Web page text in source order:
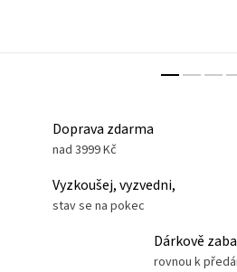
Doprava zdarma
nad 3999 Kč
Vyzkoušej, vyzvedni,
stav se na pokec
Dárkově
rovnou k